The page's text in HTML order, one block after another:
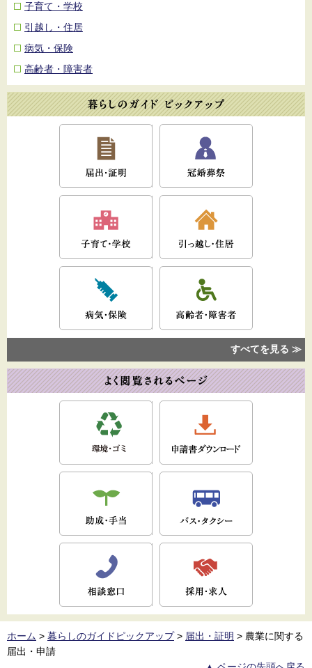
子育て・学校
引越し・住居
病気・保険
高齢者・障害者
すべてを見る ≫
ホーム > 暮らしのガイドピックアップ> 届出・証明 > 農業に関する
届出・申請